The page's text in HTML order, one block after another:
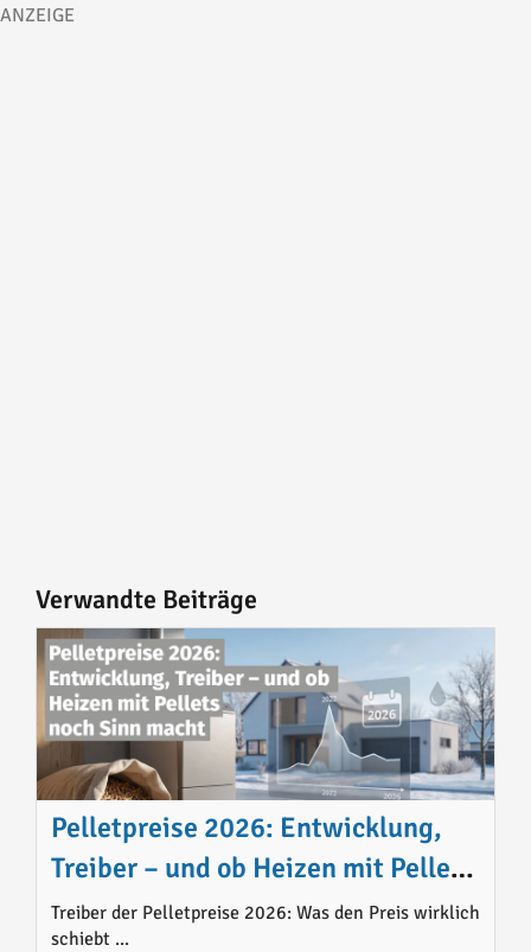
Verwandte Beiträge
Pelletpreise 2026: Entwicklung,
Treiber – und ob Heizen mit Pellets
noch Sinn macht
Treiber der Pelletpreise 2026: Was den Preis wirklich
schiebt ...